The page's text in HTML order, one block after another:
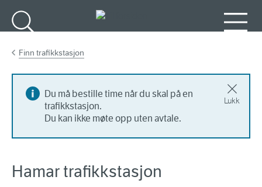
Finn trafikkstasjon
Du må bestille time når du skal på en
trafikkstasjon.
Du kan ikke møte opp uten avtale.
Lukk
Hamar trafikkstasjon